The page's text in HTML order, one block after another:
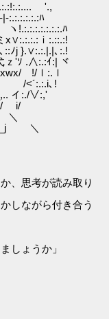
'.,
ﾊ
ﾊ
ｉ:.::.:!
､:.!
.∧:.:ｲ:| ヾ
!/ｌ:.ｌ
､!
:./∨:,'
i/
＼
、思考が読み取り
しながら付き合う
しょうか」